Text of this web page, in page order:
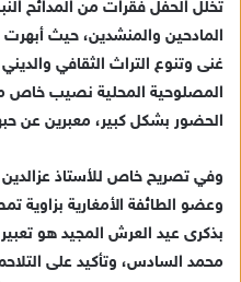
تخلل الحفل فقرات من المدائح
المادحين والمنشدين، حيث أبهرت
غنى وتنوع التراث الثقافي
المصلوحية المحلية نصيب خاص
الحضور بشكل كبير، معبرين عن
وفي تصريح خاص للأستاذ عزالدين
وعضو الطائفة الأمغارية بزاوية
بذكرى عيد العرش المجيد هو تعبير
محمد السادس، وتأكيد على